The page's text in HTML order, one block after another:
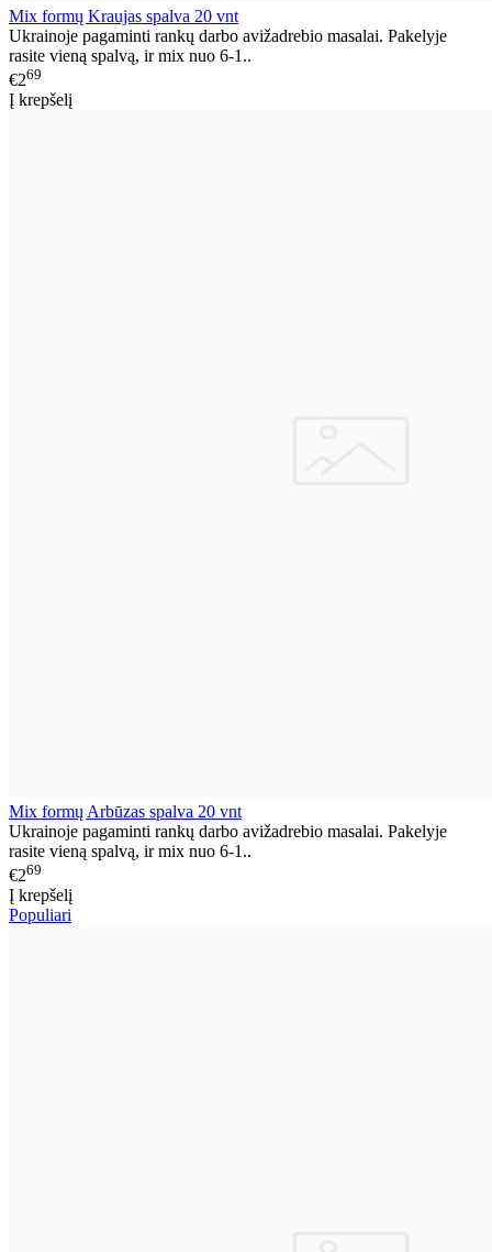
Mix formų Kraujas spalva 20 vnt
Ukrainoje pagaminti rankų darbo avižadrebio masalai. Pakelyje
rasite vieną spalvą, ir mix nuo 6-1..
€269
Į krepšelį
Mix formų Arbūzas spalva 20 vnt
Ukrainoje pagaminti rankų darbo avižadrebio masalai. Pakelyje
rasite vieną spalvą, ir mix nuo 6-1..
€269
Į krepšelį
Populiari